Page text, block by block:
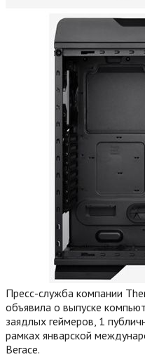
Пресс-служба компании
объявила о выпуске
заядлых геймеров, 1
рамках январской
Вегасе.